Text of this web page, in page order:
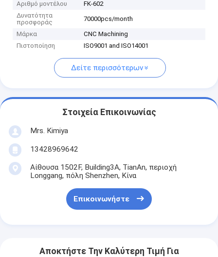
Αριθμό μοντέλου
FK-602
Δυνατότητα
προσφοράς
70000pcs/month
Μάρκα
CNC Machining
Πιστοποίηση
ISO9001 and ISO14001
Δείτε περισσότερων
Στοιχεία Επικοινωνίας
Mrs. Kimiya
13428969642
Αίθουσα 1502F, Building3A, TianAn, περιοχή
Longgang, πόλη Shenzhen, Κίνα
Επικοινωνήστε
Αποκτήστε Την Καλύτερη Τιμή Για